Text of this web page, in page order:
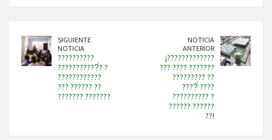
SIGUIENTE
NOTICIA
??????????
???????????́? ?
????????????
??? ?????? ??
??????? ???????
NOTICIA
ANTERIOR
¡?????????????
??? ???? ???????
????????? ??
????́ ????
?????????? ?
?????? ??????
??!